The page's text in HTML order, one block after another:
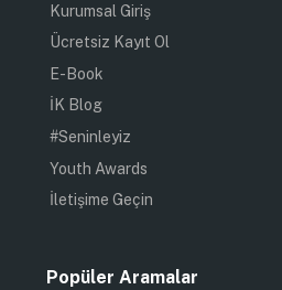
Kurumsal Giriş
Ücretsiz Kayıt Ol
E-Book
İK Blog
#Seninleyiz
Youth Awards
İletişime Geçin
Popüler Aramalar